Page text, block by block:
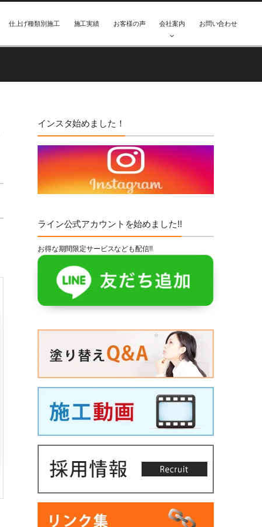
仕上げ種類別施工 施工実績 お客様の声 会社案内 お問い合わせ
インスタ始めました！
ライン公式アカウントを始めました!!
お得な期間限定サービスなども配信!!